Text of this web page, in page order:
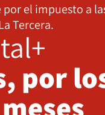
el impuesto a
Tercera.
por